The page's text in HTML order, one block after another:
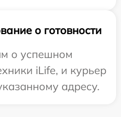
о готовности
о успешном
iLife, и курьер
адресу.